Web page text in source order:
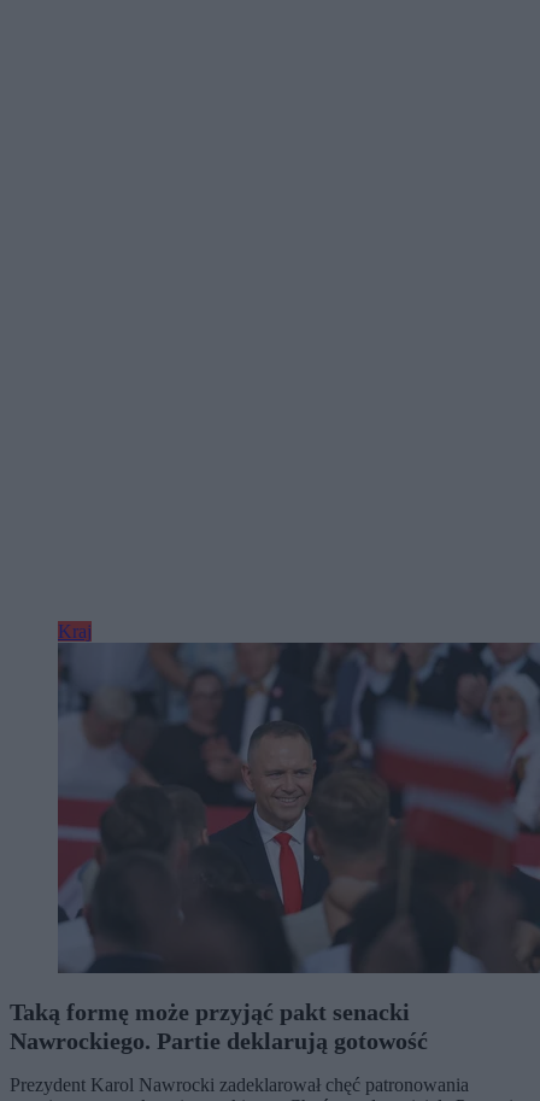
Kraj
Taką formę może przyjąć pakt senacki
Nawrockiego. Partie deklarują gotowość
Prezydent Karol Nawrocki zadeklarował chęć patronowania